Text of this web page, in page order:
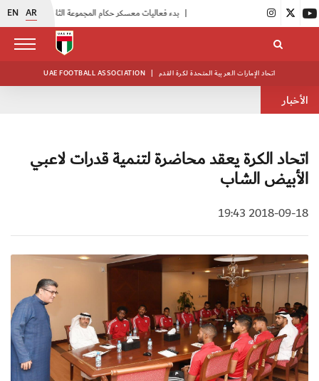
EN AR
UAE FOOTBALL ASSOCIATION | اتحاد الإمارات العربية المتحدة لكرة القدم
الأخبار
اتحاد الكرة يعقد محاضرة لتنمية قدرات لاعبي
الأبيض الشاب
2018-09-18 19:43